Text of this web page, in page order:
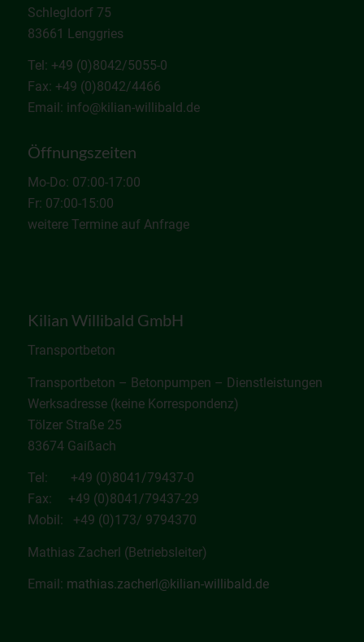
Schlegldorf 75
83661 Lenggries
Tel: +49 (0)8042/5055-0
Fax: +49 (0)8042/4466
Email: info@kilian-willibald.de
Öffnungszeiten
Mo-Do: 07:00-17:00
Fr: 07:00-15:00
weitere Termine auf Anfrage
Kilian Willibald GmbH
Transportbeton
Transportbeton – Betonpumpen – Dienstleistungen
Werksadresse (keine Korrespondenz)
Tölzer Straße 25
83674 Gaißach
Tel: +49 (0)8041/79437-0
Fax: +49 (0)8041/79437-29
Mobil: +49 (0)173/ 9794370
Mathias Zacherl (Betriebsleiter)
Email: mathias.zacherl@kilian-willibald.de